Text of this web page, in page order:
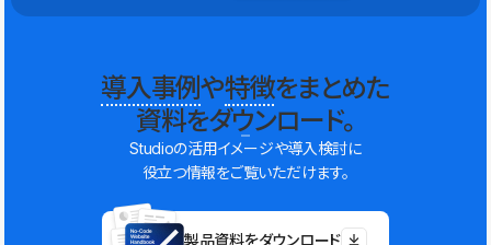
導入事例や特徴をまとめた
資料をダウンロード。
Studioの活用イメージや導入検討に
役立つ情報をご覧いただけます。
製品資料をダウンロード